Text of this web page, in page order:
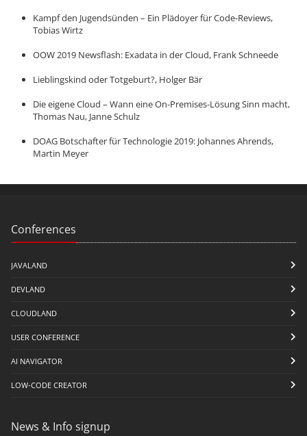
Kampf den Jugendsünden – Ein Plädoyer für Code-Reviews,
Tobias Wirtz
OOW 2019 Newsflash: Exadata in der Cloud, Frank Schneede
Lieblingskind oder Totgeburt?, Holger Bär
Die eigene Cloud – Wann eine On-Premises-Lösung Sinn macht,
Thomas Nau, Janne Schulz
DOAG Botschafter für Technologie 2019: Johannes Ahrends,
Martin Meyer
Conferences
JAVALAND
DEVLAND
CLOUDLAND
USER CONFERENCE
AI NAVIGATOR
LOW-CODE CREATOR
News & Info signup